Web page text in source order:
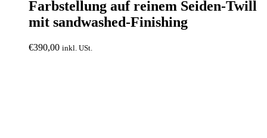
Farbstellung auf reinem Seiden-Twill
mit sandwashed-Finishing
€390,00 inkl. USt.